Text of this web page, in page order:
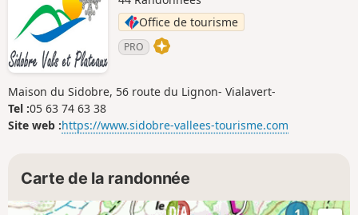
Office de tourisme
PRO
Maison du Sidobre, 56 route du Lignon- Vialavert-
Tel :05 63 74 63 38
Site web :https://www.sidobre-vallees-tourisme.com
Carte de la randonnée